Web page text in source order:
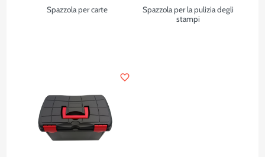
Spazzola per carte
Spazzola per la pulizia degli
stampi
favorite_border